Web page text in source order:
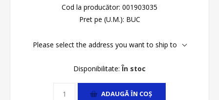
Cod la producător: 001903035
Pret pe (U.M.): BUC
Please select the address you want to ship to
Disponibilitate: În stoc
ADAUGĂ ȊN COŞ